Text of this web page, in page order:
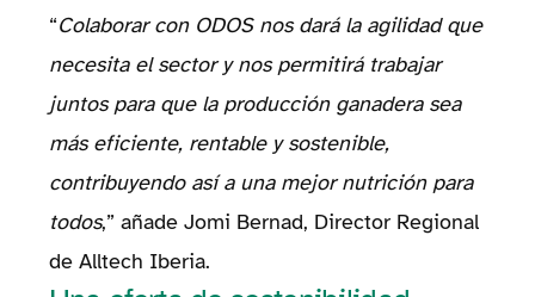
“Colaborar con ODOS nos dará la agilidad que
necesita el sector y nos permitirá trabajar
juntos para que la producción ganadera sea
más eficiente, rentable y sostenible,
contribuyendo así a una mejor nutrición para
todos,” añade Jomi Bernad, Director Regional
de Alltech Iberia.